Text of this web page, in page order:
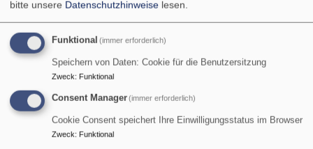
Breadcrumb
Startseite Kinder, Jugendliche und Familien
Kinder, Jugendliche
und Familien
bitte unsere Datenschutzhinweise lesen.
Funktional (immer erforderlich)
Speichern von Daten: Cookie für die Benutzersitzung
Zweck: Funktional
Consent Manager(immer erforderlich)
Cookie Consent speichert Ihre Einwilligungsstatus im Browser
Zweck: Funktional